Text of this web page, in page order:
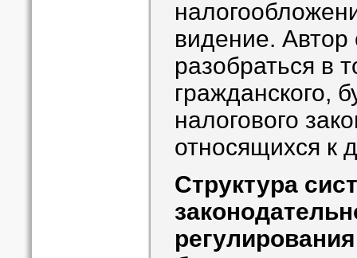
видение. Автор
разобраться в
гражданского,
налогового
относящихся к
Структура